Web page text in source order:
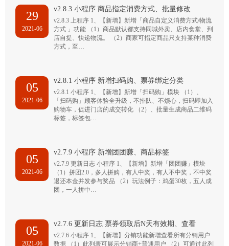
29
2021-06
v2.8.3 小程序 商品指定消费方式、批量修改
v2.8.3 上程序 1、【新增】新增「商品自定义消费方式/物流
方式 」功能 （1）商品默认都支持同城外卖、店内食堂、到
店自提、快递物流。 （2）商家可指定商品只支持某种消费
方式，至…
05
2021-06
v2.8.1 小程序 新增扫码购、票券绑定分类
v2.8.1 小程序 1、【新增】新增「扫码购」模块 （1）、
「扫码购」顾客体验全升级，不排队、不烦心，扫码即加入
购物车，促进门店的成交转化 （2）、批量生成商品二维码
标签，标签包…
05
2021-06
v2.7.9 小程序 新增团团赚、商品标签
v2.7.9 更新日志 小程序 1、【新增】新增「团团赚」模块
（1）拼团2.0，多人拼购，有人中奖，有人不中奖，不中奖
退还本金并发参与奖品 （2）玩法例子：鸡蛋30枚，五人成
团，一人拼中…
05
2021-06
v2.7.6 更新日志 票券领取后N天有效期、查看
v2.7.6 小程序 1、【新增】分销功能新增查看所有分销用户
数据 （1）此列表可展示分销商+普通用户 （2）可通过此列